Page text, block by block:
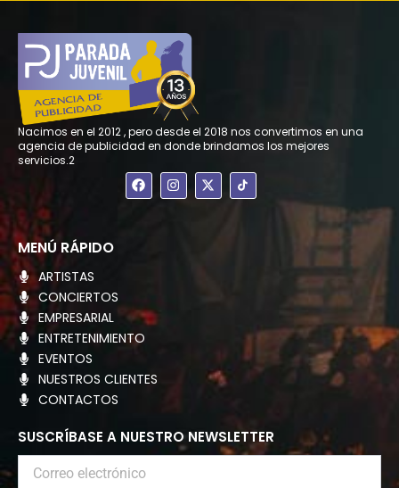
Nacimos en el 2012 , pero desde el 2018 nos convertimos en una
agencia de publicidad en donde brindamos los mejores
servicios.2
F
a
c
I
n
s
X
-
t
MENÚ RÁPIDO
ARTISTAS
CONCIERTOS
EMPRESARIAL
ENTRETENIMIENTO
EVENTOS
NUESTROS CLIENTES
CONTACTOS
SUSCRÍBASE A NUESTRO NEWSLETTER
electrónico